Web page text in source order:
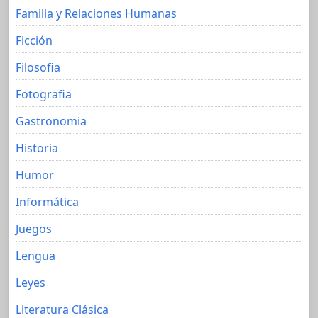
Familia y Relaciones Humanas
Ficción
Filosofia
Fotografia
Gastronomia
Historia
Humor
Informática
Juegos
Lengua
Leyes
Literatura Clásica